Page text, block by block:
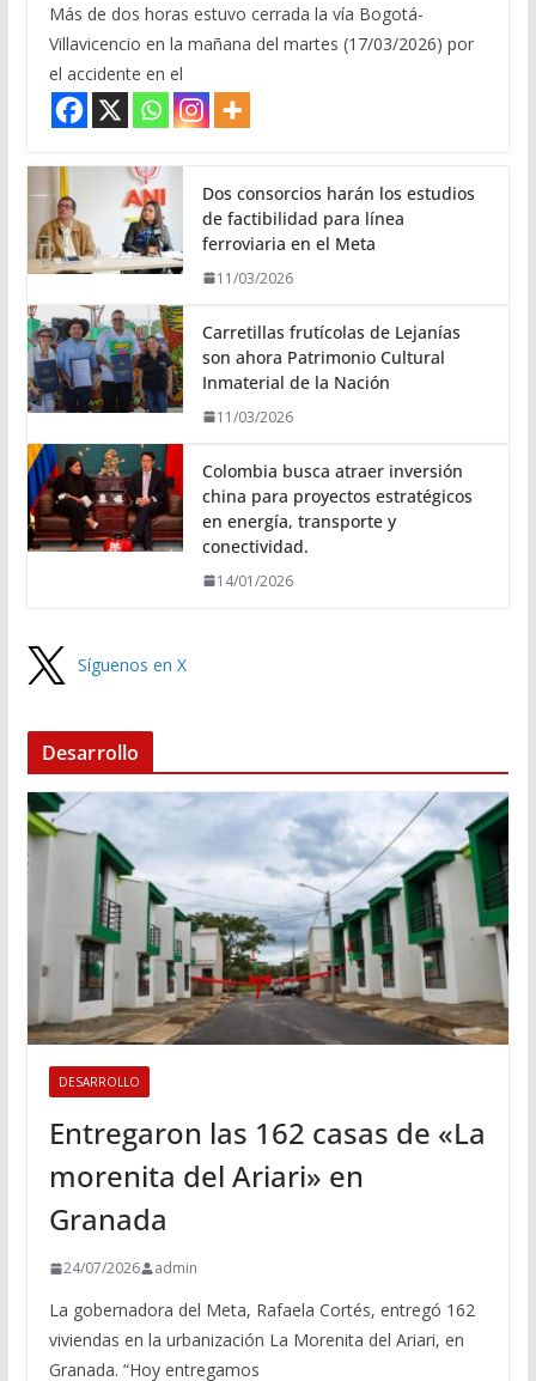
Más de dos horas estuvo cerrada la vía Bogotá-
Villavicencio en la mañana del martes (17/03/2026) por
el accidente en el
Dos consorcios harán los estudios
de factibilidad para línea
ferroviaria en el Meta
11/03/2026
Carretillas frutícolas de Lejanías
son ahora Patrimonio Cultural
Inmaterial de la Nación
11/03/2026
Colombia busca atraer inversión
china para proyectos estratégicos
en energía, transporte y
conectividad.
14/01/2026
Síguenos en X
Desarrollo
DESARROLLO
Entregaron las 162 casas de «La
morenita del Ariari» en
Granada
24/07/2026 admin
La gobernadora del Meta, Rafaela Cortés, entregó 162
viviendas en la urbanización La Morenita del Ariari, en
Granada. “Hoy entregamos